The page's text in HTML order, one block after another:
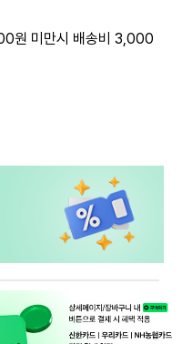
원 미만시 배송비 3,000